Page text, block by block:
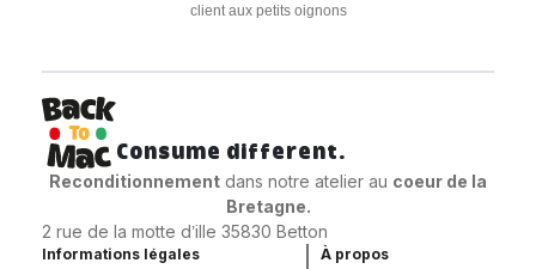
client aux petits oignons
Consume different.
Reconditionnement dans notre atelier au coeur de la
Bretagne.
2 rue de la motte d’ille 35830 Betton
Informations légales
À propos